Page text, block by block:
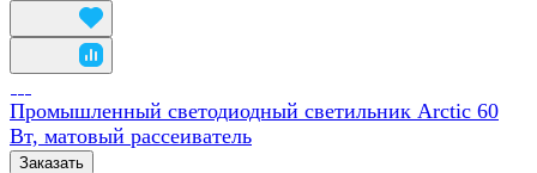
Промышленный светодиодный светильник Arctic 60
Вт, матовый рассеиватель
Заказать